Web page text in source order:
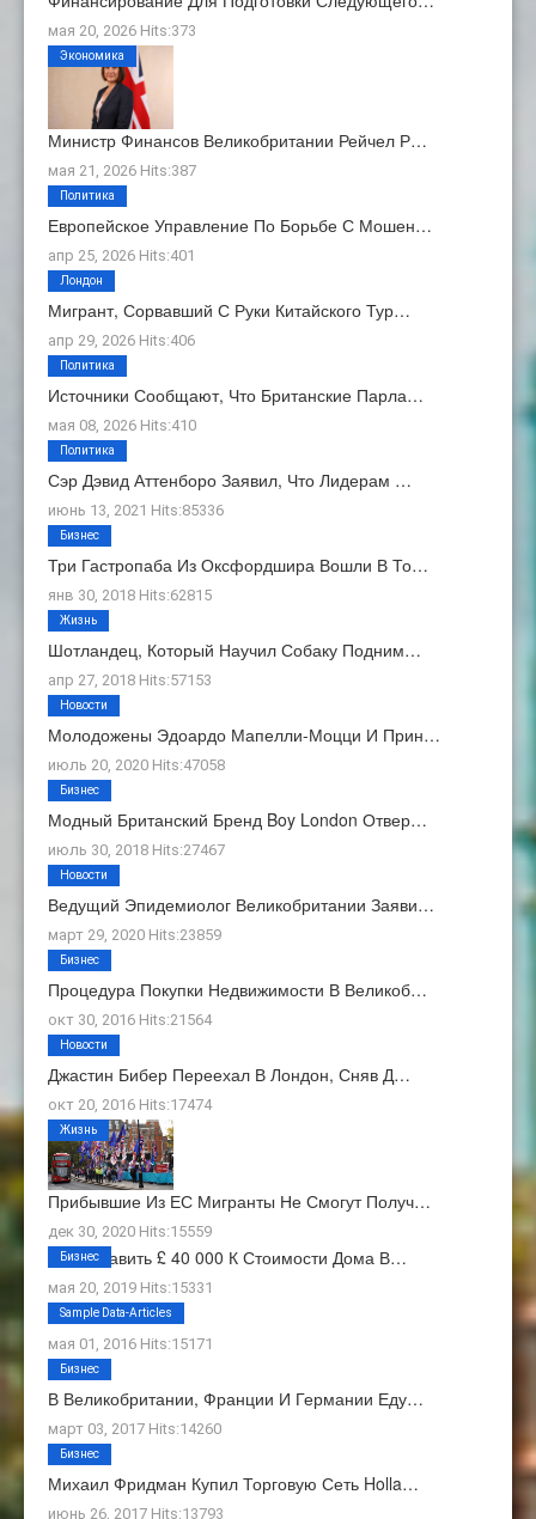
мая 20, 2026 Hits:373
Министр Финансов Великобритании Рейчел Р…
мая 21, 2026 Hits:387
Экономика
Европейское Управление По Борьбе С Мошен…
апр 25, 2026 Hits:401
Политика
Мигрант, Сорвавший С Руки Китайского Тур…
апр 29, 2026 Hits:406
Лондон
Источники Сообщают, Что Британские Парла…
мая 08, 2026 Hits:410
Политика
Сэр Дэвид Аттенборо Заявил, Что Лидерам …
июнь 13, 2021 Hits:85336
Политика
Три Гастропаба Из Оксфордшира Вошли В То…
янв 30, 2018 Hits:62815
Бизнес
Шотландец, Который Научил Собаку Подним…
апр 27, 2018 Hits:57153
Жизнь
Молодожены Эдоардо Мапелли-Моцци И Прин…
июль 20, 2020 Hits:47058
Новости
Модный Британский Бренд Boy London Отвер…
июль 30, 2018 Hits:27467
Бизнес
Ведущий Эпидемиолог Великобритании Заяви…
март 29, 2020 Hits:23859
Новости
Процедура Покупки Недвижимости В Великоб…
окт 30, 2016 Hits:21564
Бизнес
Джастин Бибер Переехал В Лондон, Сняв Д…
окт 20, 2016 Hits:17474
Новости
Прибывшие Из ЕС Мигранты Не Смогут Получ…
дек 30, 2020 Hits:15559
Жизнь
Как Добавить £ 40 000 К Стоимости Дома В…
мая 20, 2019 Hits:15331
Бизнес
О Нас
мая 01, 2016 Hits:15171
Sample Data-Articles
В Великобритании, Франции И Германии Еду…
март 03, 2017 Hits:14260
Бизнес
Михаил Фридман Купил Торговую Сеть Holla…
июнь 26, 2017 Hits:13793
Бизнес